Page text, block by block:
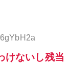
けないし残当